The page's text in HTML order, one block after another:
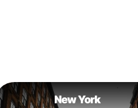
New York